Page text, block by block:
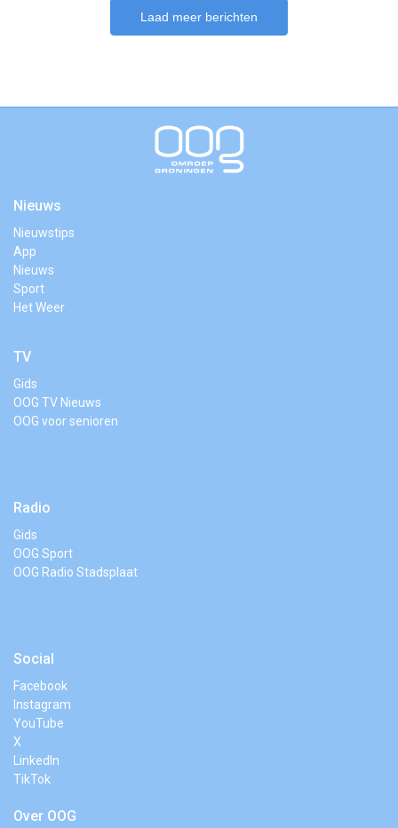
Laad meer berichten
Nieuws
Nieuwstips
App
Nieuws
Sport
Het Weer
TV
Gids
OOG TV Nieuws
OOG voor senioren
Radio
Gids
OOG Sport
OOG Radio Stadsplaat
Social
Facebook
Instagram
YouTube
X
LinkedIn
TikTok
Over OOG